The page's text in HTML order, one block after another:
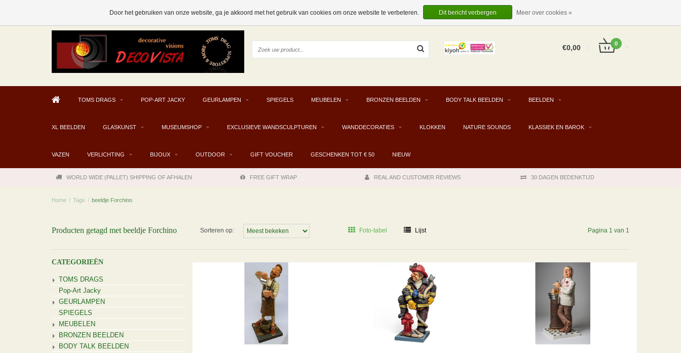
INLOGGEN
EUR
€0,00 0
TOMS DRAGS POP-ART JACKY GEURLAMPEN SPIEGELS MEUBELEN BRONZEN BEELDEN BODY TALK BEELDEN BEELDEN
XL BEELDEN GLASKUNST MUSEUMSHOP EXCLUSIEVE WANDSCULPTUREN WANDDECORATIES KLOKKEN NATURE SOUNDS KLASSIEK EN BAROK
VAZEN VERLICHTING BIJOUX OUTDOOR GIFT VOUCHER GESCHENKEN TOT € 50 NIEUW
WORLD WIDE (PALLET) SHIPPING OF AFHALEN FREE GIFT WRAP REAL AND CUSTOMER REVIEWS 30 DAGEN BEDENKTIJD
Home / Tags / beeldje Forchino
Producten getagd met beeldje Forchino Sorteren op: Foto-tabel Lijst Pagina 1 van 1
CATEGORIEËN
TOMS DRAGS
Pop-Art Jacky
GEURLAMPEN
SPIEGELS
MEUBELEN
BRONZEN BEELDEN
BODY TALK BEELDEN
Door het gebruiken van onze website, ga je akkoord met het gebruik van cookies om onze website te verbeteren. Dit bericht verbergen Meer over cookies »